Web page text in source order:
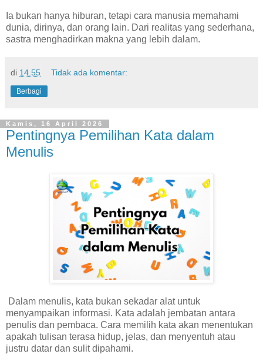
Ia bukan hanya hiburan, tetapi cara manusia memahami
dunia, dirinya, dan orang lain. Dari realitas yang sederhana,
sastra menghadirkan makna yang lebih dalam.
di 14.55 Tidak ada komentar:
Berbagi
Kamis, 16 April 2026
Pentingnya Pemilihan Kata dalam
Menulis
Dalam menulis, kata bukan sekadar alat untuk
menyampaikan informasi. Kata adalah jembatan antara
penulis dan pembaca. Cara memilih kata akan menentukan
apakah tulisan terasa hidup, jelas, dan menyentuh atau
justru datar dan sulit dipahami.